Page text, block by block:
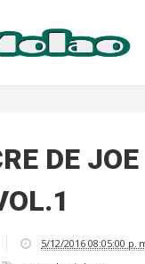
DE JOE
5/12/2016 08:05:00 p.